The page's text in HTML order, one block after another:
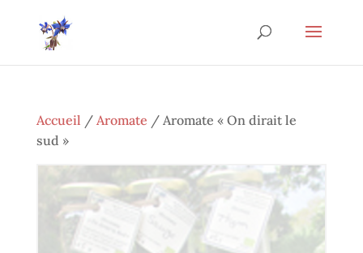
Accueil / Aromate / Aromate « On dirait le
sud »